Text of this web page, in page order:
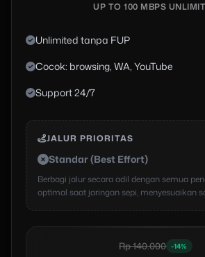
UP TO 100 MBPS
Unlimited tanpa FUP
Cocok: browsing, WA, YouTube
Support 24/7
JALUR PRIORITAS
Standar (Best Effort)
Berbagi jalur secara adil dengan semua
optimal saat jaringan sepi, menyesuaikan
Rp 140.000 -14%